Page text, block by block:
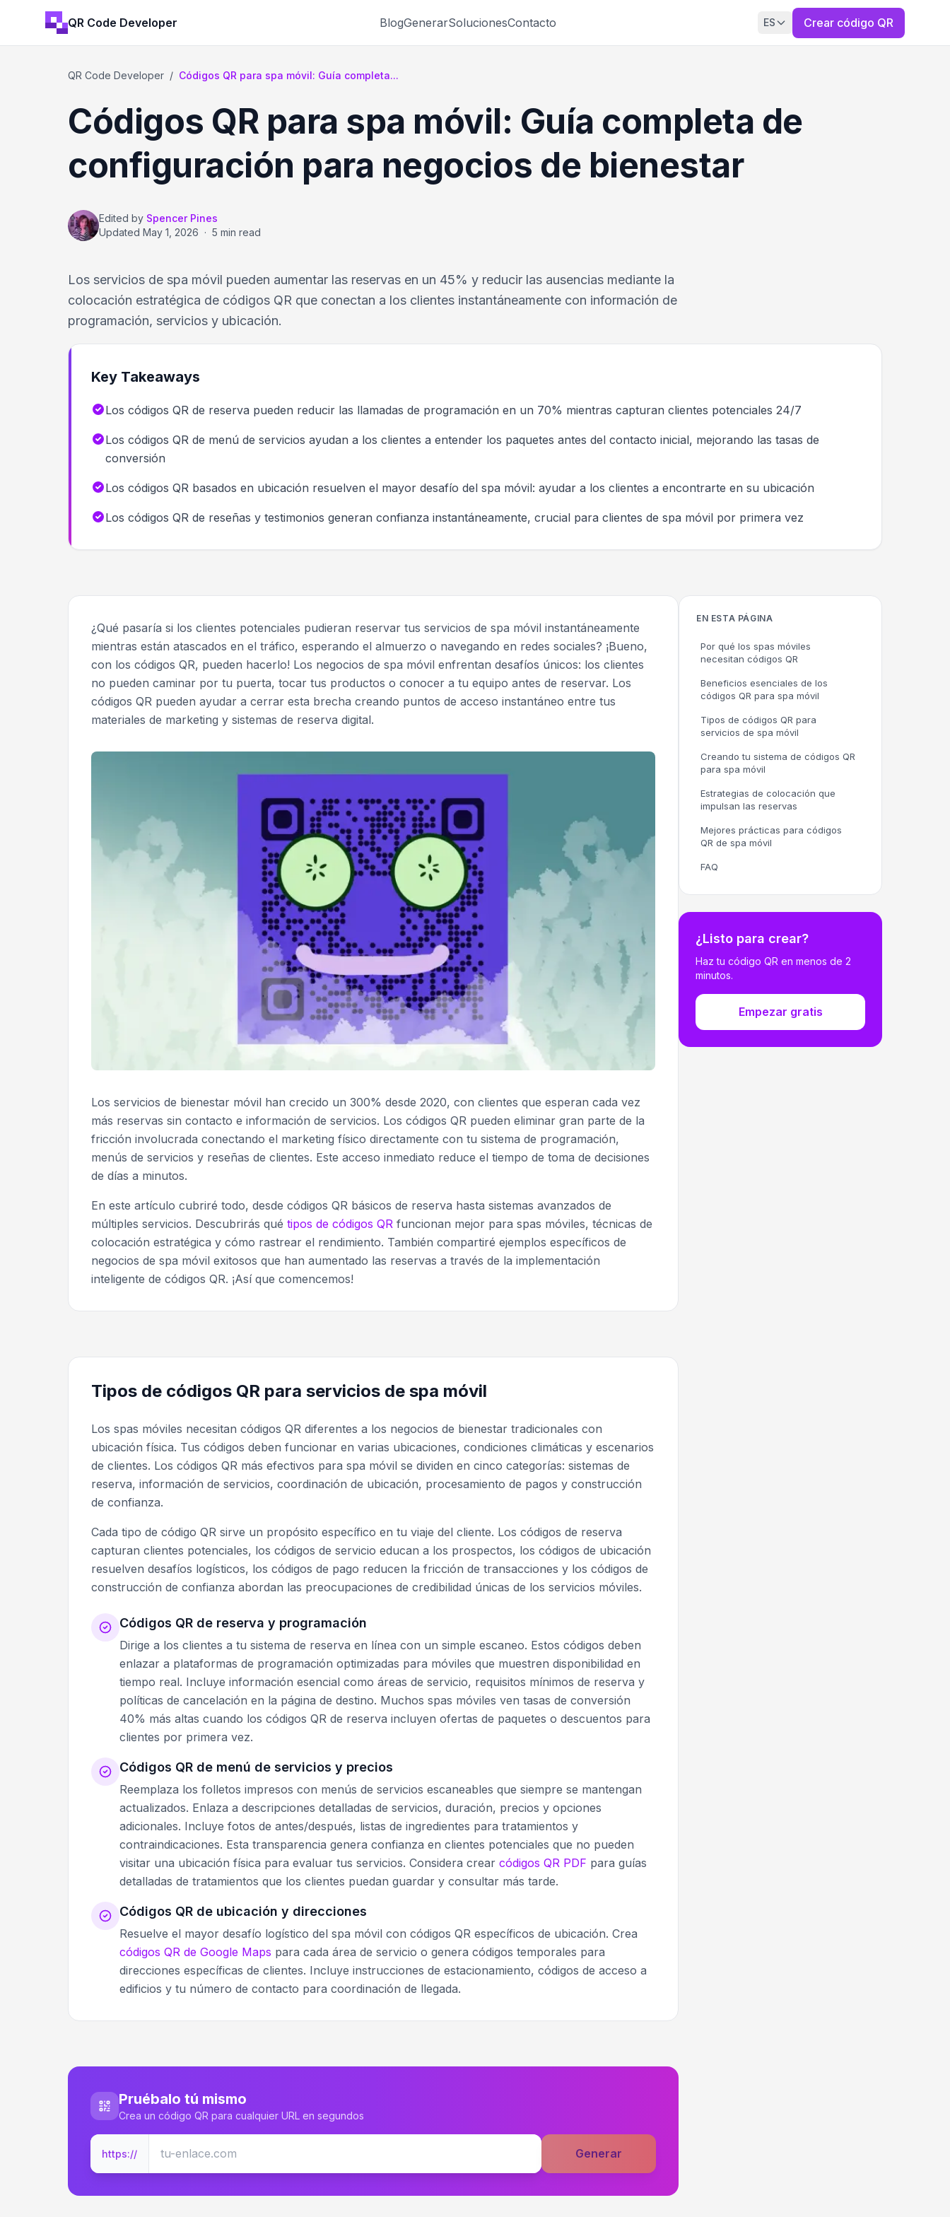
QR Code Developer BlogGenerarSolucionesContacto ES Crear código QR
QR Code Developer / Códigos QR para spa móvil: Guía completa...
Códigos QR para spa móvil: Guía completa de
configuración para negocios de bienestar
Edited by Spencer Pines
Updated May 1, 2026 · 5 min read
Los servicios de spa móvil pueden aumentar las reservas en un 45% y reducir las ausencias mediante la
colocación estratégica de códigos QR que conectan a los clientes instantáneamente con información de
programación, servicios y ubicación.
Key Takeaways
Los códigos QR de reserva pueden reducir las llamadas de programación en un 70% mientras capturan clientes potenciales 24/7
Los códigos QR de menú de servicios ayudan a los clientes a entender los paquetes antes del contacto inicial, mejorando las tasas de
conversión
Los códigos QR basados en ubicación resuelven el mayor desafío del spa móvil: ayudar a los clientes a encontrarte en su ubicación
Los códigos QR de reseñas y testimonios generan confianza instantáneamente, crucial para clientes de spa móvil por primera vez
¿Qué pasaría si los clientes potenciales pudieran reservar tus servicios de spa móvil instantáneamente
mientras están atascados en el tráfico, esperando el almuerzo o navegando en redes sociales? ¡Bueno,
con los códigos QR, pueden hacerlo! Los negocios de spa móvil enfrentan desafíos únicos: los clientes
no pueden caminar por tu puerta, tocar tus productos o conocer a tu equipo antes de reservar. Los
códigos QR pueden ayudar a cerrar esta brecha creando puntos de acceso instantáneo entre tus
materiales de marketing y sistemas de reserva digital.
Los servicios de bienestar móvil han crecido un 300% desde 2020, con clientes que esperan cada vez
más reservas sin contacto e información de servicios. Los códigos QR pueden eliminar gran parte de la
fricción involucrada conectando el marketing físico directamente con tu sistema de programación,
menús de servicios y reseñas de clientes. Este acceso inmediato reduce el tiempo de toma de decisiones
de días a minutos.
En este artículo cubriré todo, desde códigos QR básicos de reserva hasta sistemas avanzados de
múltiples servicios. Descubrirás qué tipos de códigos QR funcionan mejor para spas móviles, técnicas de
colocación estratégica y cómo rastrear el rendimiento. También compartiré ejemplos específicos de
negocios de spa móvil exitosos que han aumentado las reservas a través de la implementación
inteligente de códigos QR. ¡Así que comencemos!
Tipos de códigos QR para servicios de spa móvil
Los spas móviles necesitan códigos QR diferentes a los negocios de bienestar tradicionales con
ubicación física. Tus códigos deben funcionar en varias ubicaciones, condiciones climáticas y escenarios
de clientes. Los códigos QR más efectivos para spa móvil se dividen en cinco categorías: sistemas de
reserva, información de servicios, coordinación de ubicación, procesamiento de pagos y construcción
de confianza.
Cada tipo de código QR sirve un propósito específico en tu viaje del cliente. Los códigos de reserva
capturan clientes potenciales, los códigos de servicio educan a los prospectos, los códigos de ubicación
resuelven desafíos logísticos, los códigos de pago reducen la fricción de transacciones y los códigos de
construcción de confianza abordan las preocupaciones de credibilidad únicas de los servicios móviles.
Códigos QR de reserva y programación
Dirige a los clientes a tu sistema de reserva en línea con un simple escaneo. Estos códigos deben
enlazar a plataformas de programación optimizadas para móviles que muestren disponibilidad en
tiempo real. Incluye información esencial como áreas de servicio, requisitos mínimos de reserva y
políticas de cancelación en la página de destino. Muchos spas móviles ven tasas de conversión
40% más altas cuando los códigos QR de reserva incluyen ofertas de paquetes o descuentos para
clientes por primera vez.
Códigos QR de menú de servicios y precios
Reemplaza los folletos impresos con menús de servicios escaneables que siempre se mantengan
actualizados. Enlaza a descripciones detalladas de servicios, duración, precios y opciones
adicionales. Incluye fotos de antes/después, listas de ingredientes para tratamientos y
contraindicaciones. Esta transparencia genera confianza en clientes potenciales que no pueden
visitar una ubicación física para evaluar tus servicios. Considera crear códigos QR PDF para guías
detalladas de tratamientos que los clientes puedan guardar y consultar más tarde.
Códigos QR de ubicación y direcciones
Resuelve el mayor desafío logístico del spa móvil con códigos QR específicos de ubicación. Crea
códigos QR de Google Maps para cada área de servicio o genera códigos temporales para
direcciones específicas de clientes. Incluye instrucciones de estacionamiento, códigos de acceso a
edificios y tu número de contacto para coordinación de llegada.
Pruébalo tú mismo
Crea un código QR para cualquier URL en segundos
https:// Generar
EN ESTA PÁGINA
Por qué los spas móviles
necesitan códigos QR
Beneficios esenciales de los
códigos QR para spa móvil
Tipos de códigos QR para
servicios de spa móvil
Creando tu sistema de códigos QR
para spa móvil
Estrategias de colocación que
impulsan las reservas
Mejores prácticas para códigos
QR de spa móvil
FAQ
¿Listo para crear?
Haz tu código QR en menos de 2
minutos.
Empezar gratis